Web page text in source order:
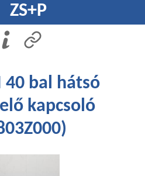
ZS+P
40 bal hátsó
kapcsoló